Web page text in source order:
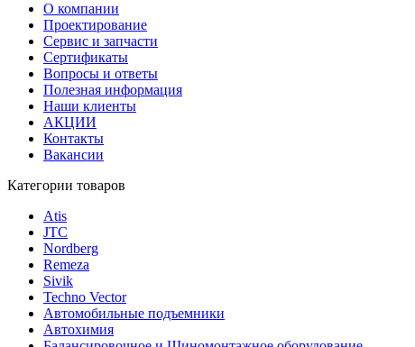
О компании
Проектирование
Сервис и запчасти
Сертификаты
Вопросы и ответы
Полезная информация
Наши клиенты
АКЦИИ
Контакты
Вакансии
Категории товаров
Atis
JTC
Nordberg
Remeza
Sivik
Techno Vector
Автомобильные подъемники
Автохимия